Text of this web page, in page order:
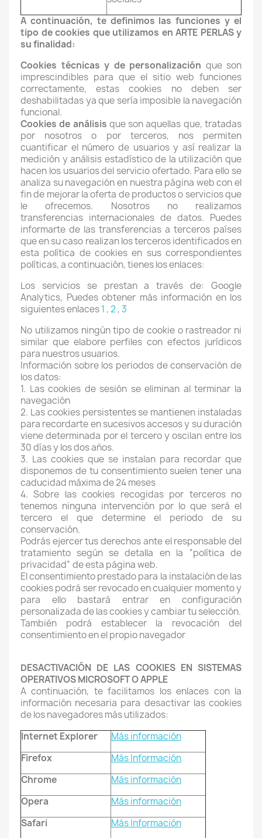
A continuación, te definimos las funciones y el
tipo de cookies que utilizamos en ARTE PERLAS y
su finalidad:
Cookies técnicas y de personalización que son
imprescindibles para que el sitio web funciones
correctamente, estas cookies no deben ser
deshabilitadas ya que sería imposible la navegación
funcional.
Cookies de análisis que son aquellas que, tratadas
por nosotros o por terceros, nos permiten
cuantificar el número de usuarios y así realizar la
medición y análisis estadístico de la utilización que
hacen los usuarios del servicio ofertado. Para ello se
analiza su navegación en nuestra página web con el
fin de mejorar la oferta de productos o servicios que
le ofrecemos. Nosotros no realizamos
transferencias internacionales de datos. Puedes
informarte de las transferencias a terceros países
que en su caso realizan los terceros identificados en
esta política de cookies en sus correspondientes
políticas, a continuación, tienes los enlaces:
Los servicios se prestan a través de: Google
Analytics, Puedes obtener más información en los
siguientes enlaces1 ,2,3
No utilizamos ningún tipo de cookie o rastreador ni
similar que elabore perfiles con efectos jurídicos
para nuestros usuarios.
Información sobre los periodos de conservación de
los datos:
1. Las cookies de sesión se eliminan al terminar la
navegación
2. Las cookies persistentes se mantienen instaladas
para recordarte en sucesivos accesos y su duración
viene determinada por el tercero y oscilan entre los
30 días y los dos años.
3. Las cookies que se instalan para recordar que
disponemos de tu consentimiento suelen tener una
caducidad máxima de 24 meses
4. Sobre las cookies recogidas por terceros no
tenemos ninguna intervención por lo que será el
tercero el que determine el periodo de su
conservación.
Podrás ejercer tus derechos ante el responsable del
tratamiento según se detalla en la “política de
privacidad” de esta página web.
El consentimiento prestado para la instalación de las
cookies podrá ser revocado en cualquier momento y
para ello bastará entrar en configuración
personalizada de las cookies y cambiar tu selección.
También podrá establecer la revocación del
consentimiento en el propio navegador
DESACTIVACIÓN DE LAS COOKIES EN SISTEMAS
OPERATIVOS MICROSOFT O APPLE
A continuación, te facilitamos los enlaces con la
información necesaria para desactivar las cookies
de los navegadores más utilizados:
Internet Explorer
Más información
Firefox
Más Información
Chrome
Más información
Opera
Más información
Safari
Más Información